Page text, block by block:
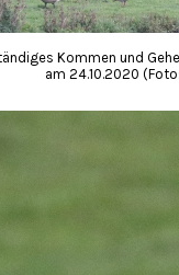
Kommen und
am 24.10.2020